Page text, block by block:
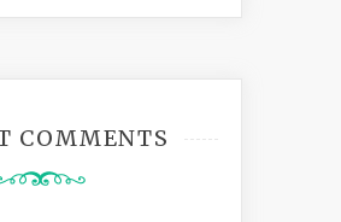
COMMENTS